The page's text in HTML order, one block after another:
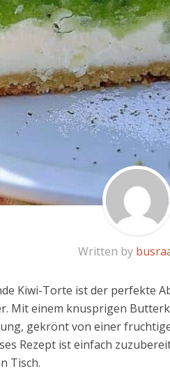
Written by
Kiwi-Torte ist der perfekte
Mit einem knusprigen
gekrönt von einer
Rezept ist einfach
Tisch.